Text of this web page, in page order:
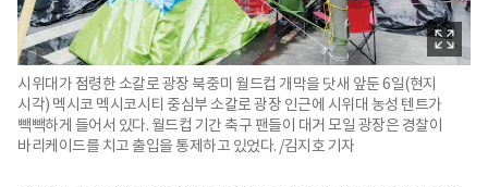
시위대가 점령한 소칼로 광장 북중미 월드컵 개막을 닷새 앞둔 6일(현지
시각) 멕시코 멕시코시티 중심부 소칼로 광장 인근에 시위대 농성 텐트가
빽빽하게 들어서 있다. 월드컵 기간 축구 팬들이 대거 모일 광장은 경찰이
바리케이드를 치고 출입을 통제하고 있었다. /김지호 기자